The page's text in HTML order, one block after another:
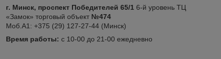
г. Минск, проспект Победителей 65/1 6-й уровень ТЦ
«Замок» торговый объект №474
Моб.А1: +375 (29) 127-27-44 (Минск)
Время работы: с 10-00 до 21-00 ежедневно